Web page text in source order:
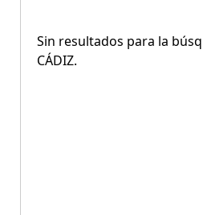
Sin resultados para la
CÁDIZ.